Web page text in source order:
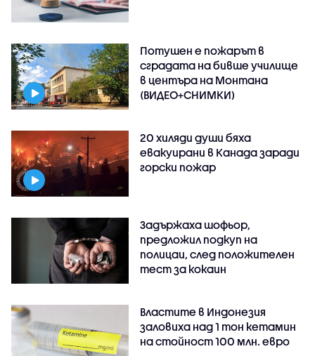
Потушен е пожарът в
сградата на бивше училище
в центъра на Монтана
(ВИДЕО+СНИМКИ)
20 хиляди души бяха
евакуирани в Канада заради
горски пожар
Задържаха шофьор,
предложил подкуп на
полицаи, след положителен
тест за кокаин
Властите в Индонезия
заловиха над 1 тон кетамин
на стойност 100 млн. евро